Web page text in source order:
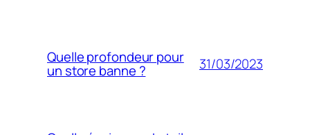
Quelle profondeur pour
un store banne ? 31/03/2023